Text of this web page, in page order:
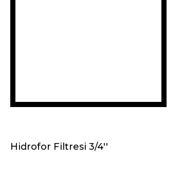
Hidrofor Filtresi 3/4''